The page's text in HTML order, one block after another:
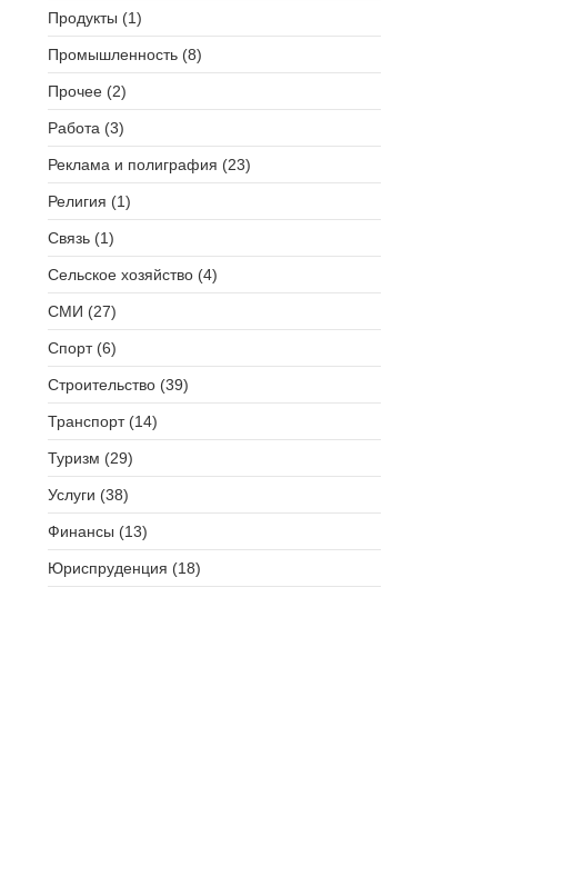
Продукты (1)
Промышленность (8)
Прочее (2)
Работа (3)
Реклама и полиграфия (23)
Религия (1)
Связь (1)
Сельское хозяйство (4)
СМИ (27)
Спорт (6)
Строительство (39)
Транспорт (14)
Туризм (29)
Услуги (38)
Финансы (13)
Юриспруденция (18)